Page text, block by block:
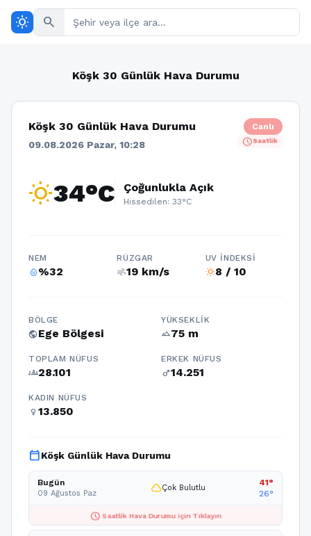
wb_sunny search
Köşk 30 Günlük Hava Durumu
Köşk 30 Günlük Hava Durumu
09.08.2026 Pazar, 10:28
Canlı
scheduleSaatlik
wb_sunny34°C Çoğunlukla Açık
Hissedilen: 33°C
NEM
humidity_percentage%32
RÜZGAR
air19 km/s
UV İNDEKSI
wb_sunny8 / 10
BÖLGE
publicEge Bölgesi
YÜKSEKLIK
terrain75 m
TOPLAM NÜFUS
groups28.101
ERKEK NÜFUS
male14.251
KADIN NÜFUS
female 13.850
calendar_todayKöşk Günlük Hava Durumu
Bugün
09 Ağustos Paz cloudÇok Bulutlu
41°
26°
schedule Saatlik Hava Durumu için Tıklayın